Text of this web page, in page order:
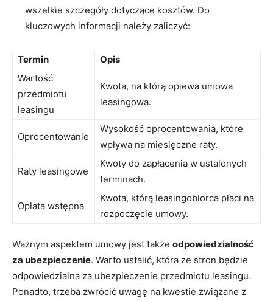
wszelkie szczegóły dotyczące kosztów. Do
kluczowych informacji należy zaliczyć:
Termin
Opis
Wartość
przedmiotu
leasingu
Kwota, na którą opiewa umowa
leasingowa.
Oprocentowanie
Wysokość oprocentowania, które
wpływa na miesięczne raty.
Raty leasingowe
Kwoty do zapłacenia w ustalonych
terminach.
Opłata wstępna
Kwota, którą leasingobiorca płaci na
rozpoczęcie umowy.
Ważnym aspektem umowy jest także odpowiedzialność
za ubezpieczenie. Warto ustalić, która ze stron będzie
odpowiedzialna za ubezpieczenie przedmiotu leasingu.
Ponadto, trzeba zwrócić uwagę na kwestie związane z